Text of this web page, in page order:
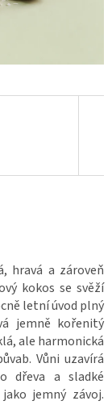
hravá a zároveň
kokos se svěží
letní úvod plný
jemně kořenitý
ale harmonická
Vůni uzavírá
dřeva a sladké
jemný závoj.